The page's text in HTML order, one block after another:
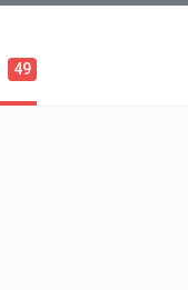
49